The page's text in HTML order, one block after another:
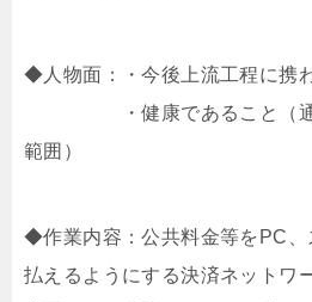
◆人物面：・今後上流工程に携
・健康であること（通常
範囲）
◆作業内容：公共料金等をPC、
払えるようにする決済ネットワ